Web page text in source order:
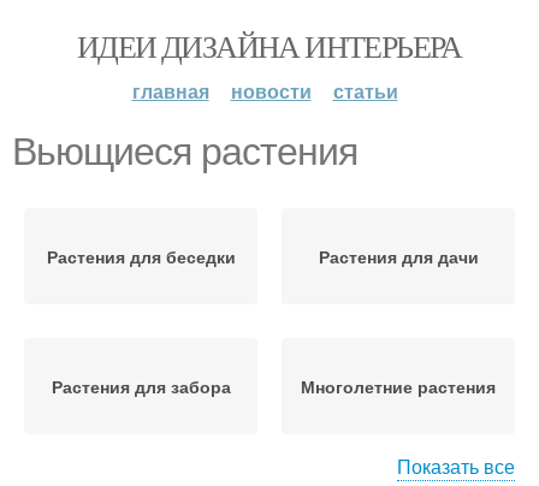
ИДЕИ ДИЗАЙНА ИНТЕРЬЕРА
главная новости статьи
Вьющиеся растения
Растения для беседки Растения для дачи
Растения для забора Многолетние растения
Показать все